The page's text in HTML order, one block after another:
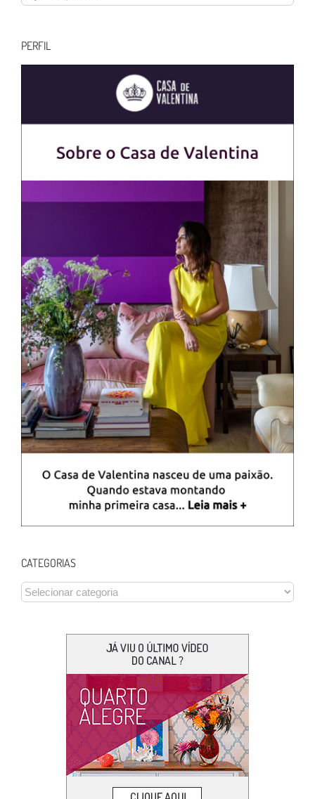
resultados
PERFIL
CATEGORIAS
CATEGORIAS